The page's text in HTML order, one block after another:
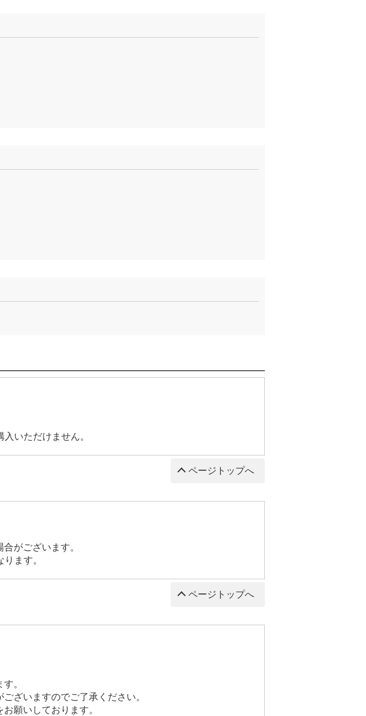
いただけません。
ページトップへ
がございます。
ます。
ページトップへ
。
ざいますのでご了承ください。
願いしております。